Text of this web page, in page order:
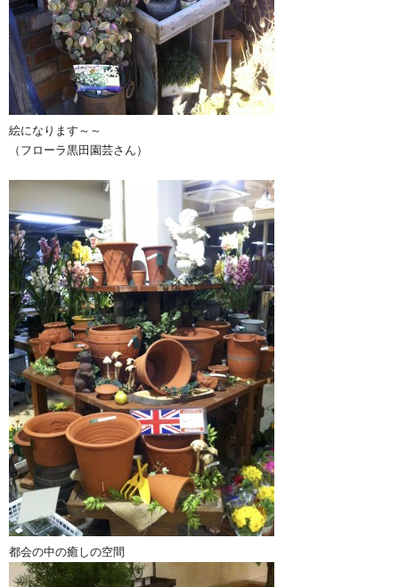
絵になります～～
（フローラ黒田園芸さん）
都会の中の癒しの空間